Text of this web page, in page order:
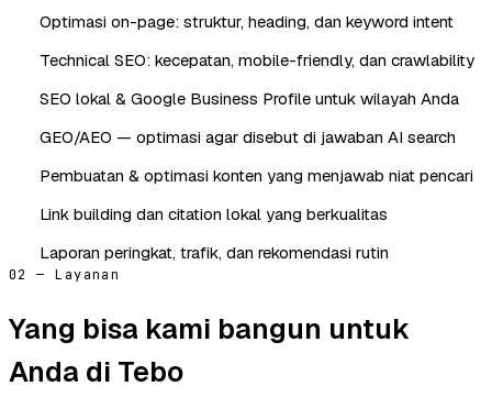
Optimasi on-page: struktur, heading, dan keyword intent
Technical SEO: kecepatan, mobile-friendly, dan crawlability
SEO lokal & Google Business Profile untuk wilayah Anda
GEO/AEO — optimasi agar disebut di jawaban AI search
Pembuatan & optimasi konten yang menjawab niat pencari
Link building dan citation lokal yang berkualitas
Laporan peringkat, trafik, dan rekomendasi rutin
02 — Layanan
Yang bisa kami bangun untuk
Anda di Tebo